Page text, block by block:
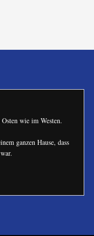
wie im Westen.
ganzen Hause, dass